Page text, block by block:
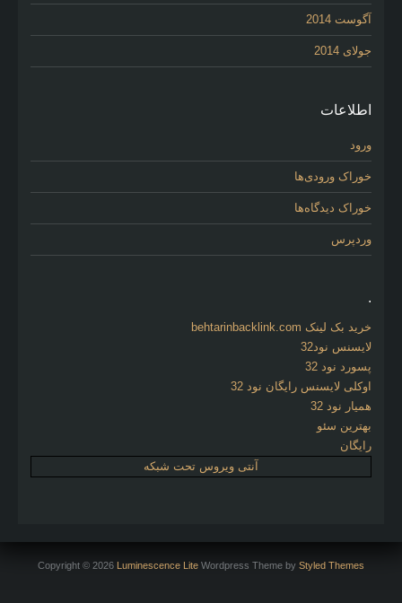
آگوست 2014
جولای 2014
اطلاعات
ورود
خوراک ورودی‌ها
خوراک دیدگاه‌ها
وردپرس
.
خرید بک لینک behtarinbacklink.com
لایسنس نود32
پسورد نود 32
اوکلی لایسنس رایگان نود 32
همیار نود 32
بهترین سئو
رایگان
آنتی ویروس تحت شبکه
Copyright © 2026 Luminescence Lite Wordpress Theme by Styled Themes